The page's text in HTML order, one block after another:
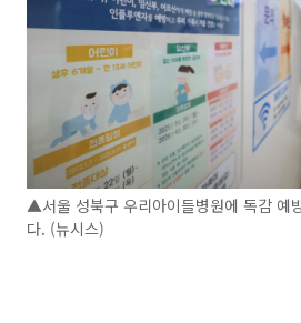
▲서울 성북구 우리아이들병원에 독감 예
다. (뉴시스)